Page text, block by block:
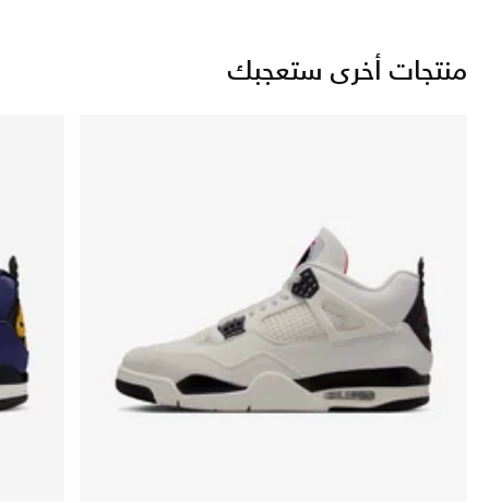
منتجات أخرى ستعجبك